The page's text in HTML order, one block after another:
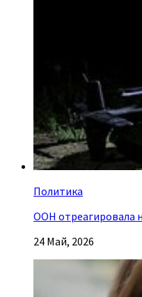
Политика
ООН отреагировала
24 Май, 2026